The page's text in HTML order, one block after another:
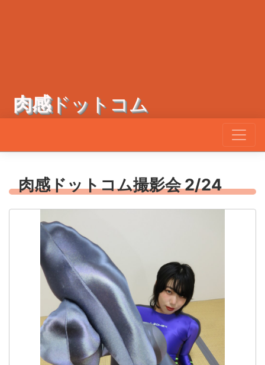
肉感ドットコム
肉感ドットコム撮影会 2/24